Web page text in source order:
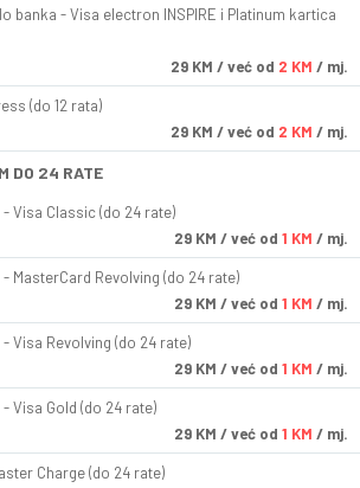
banka - Visa electron INSPIRE i Platinum kartica
29 KM / već od 2 KM / mj.
(do 12 rata)
29 KM / već od 2 KM / mj.
DO 24 RATE
Visa Classic (do 24 rate)
29 KM / već od 1 KM / mj.
MasterCard Revolving (do 24 rate)
29 KM / već od 1 KM / mj.
Visa Revolving (do 24 rate)
29 KM / već od 1 KM / mj.
Visa Gold (do 24 rate)
29 KM / već od 1 KM / mj.
Charge (do 24 rate)